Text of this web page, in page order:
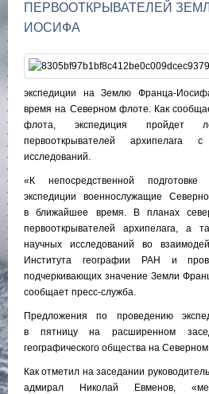
ПЕРВООТКРЫВАТЕЛЕЙ
ИОСИФА
экспедиции на Землю Франца-
время на Северном флоте. Как
флота, экспедиция пройдет
первооткрывателей архипелага
исследований.
«К непосредственной подготовке
экспедиции военнослужащие
в ближайшее время. В планах
первооткрывателей архипелага, а
научных исследований во
Института географии РАН и
подчеркивающих значение Земли
сообщает пресс-служба.
Предложения по проведению
в пятницу на расширенном
географического общества на
Как отметил на заседании
адмирал Николай Евменов,